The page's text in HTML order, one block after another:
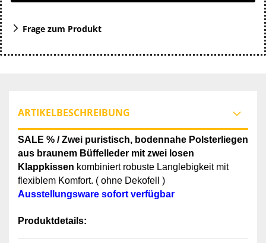
Frage zum Produkt
ARTIKELBESCHREIBUNG
SALE % /Zwei puristisch, bodennahe Polsterliegen
aus braunem Büffelleder mit zwei losen
Klappkissen kombiniert robuste Langlebigkeit mit
flexiblem Komfort. ( ohne Dekofell )
Ausstellungsware sofort verfügbar
Produktdetails: